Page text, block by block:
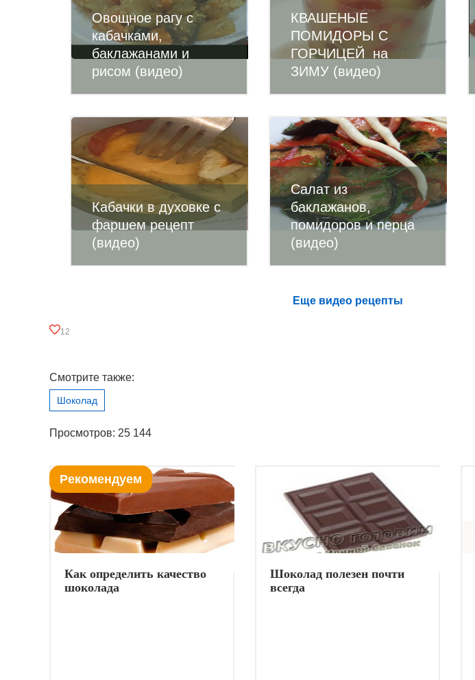
Овощное рагу с
кабачками,
баклажанами и
рисом (видео)
КВАШЕНЫЕ
ПОМИДОРЫ С
ГОРЧИЦЕЙ на
ЗИМУ (видео)
Кабачки в духовке с
фаршем рецепт
(видео)
Салат из
баклажанов,
помидоров и перца
(видео)
Еще видео рецепты
12
Смотрите также:
Шоколад
Просмотров: 25 144
Рекомендуем
Как определить качество
шоколада
Шоколад полезен почти
всегда